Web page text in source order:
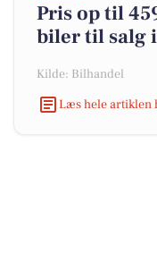
Pris op til
biler til salg
Kilde: Bilhandel
Læs hele artiklen